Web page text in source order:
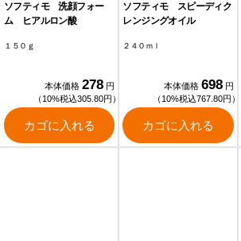
ソフティモ 洗顔フォー
ム ヒアルロン酸
１５０ｇ
本体価格 278 円
（10%税込305.80円）
カゴに入れる
ソフティモ スピーディク
レンジングオイル
２４０ｍｌ
本体価格 698 円
（10%税込767.80円）
カゴに入れる